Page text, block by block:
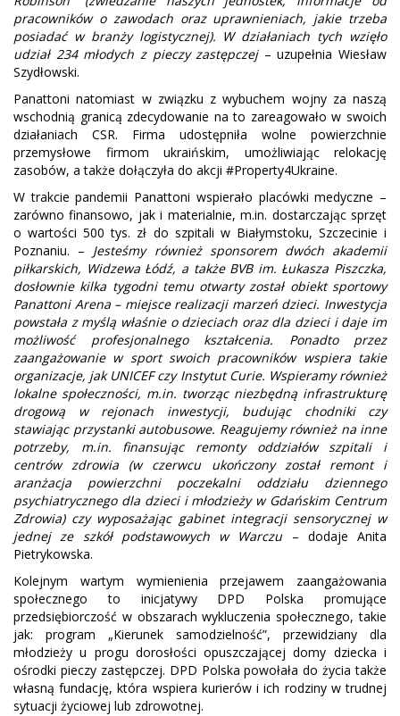
pracowników o zawodach oraz uprawnieniach, jakie trzeba
posiadać w branży logistycznej). W działaniach tych wzięło
udział 234 młodych z pieczy zastępczej– uzupełnia Wiesław
Szydłowski.
Panattoni natomiast w związku z wybuchem wojny za naszą
wschodnią granicą zdecydowanie na to zareagowało w swoich
działaniach CSR. Firma udostępniła wolne powierzchnie
przemysłowe firmom ukraińskim, umożliwiając relokację
zasobów, a także dołączyła do akcji #Property4Ukraine.
W trakcie pandemii Panattoni wspierało placówki medyczne –
zarówno finansowo, jak i materialnie, m.in. dostarczając sprzęt
o wartości 500 tys. zł do szpitali w Białymstoku, Szczecinie i
Poznaniu. – Jesteśmy również sponsorem dwóch akademii
piłkarskich, Widzewa Łódź, a także BVB im. Łukasza Piszczka,
dosłownie kilka tygodni temu otwarty został obiekt sportowy
Panattoni Arena – miejsce realizacji marzeń dzieci. Inwestycja
powstała z myślą właśnie o dzieciach oraz dla dzieci i daje im
możliwość profesjonalnego kształcenia. Ponadto przez
zaangażowanie w sport swoich pracowników wspiera takie
organizacje, jak UNICEF czy Instytut Curie. Wspieramy również
lokalne społeczności, m.in. tworząc niezbędną infrastrukturę
drogową w rejonach inwestycji, budując chodniki czy
stawiając przystanki autobusowe. Reagujemy również na inne
potrzeby, m.in. finansując remonty oddziałów szpitali i
centrów zdrowia (w czerwcu ukończony został remont i
aranżacja powierzchni poczekalni oddziału dziennego
psychiatrycznego dla dzieci i młodzieży w Gdańskim Centrum
Zdrowia) czy wyposażając gabinet integracji sensorycznej w
jednej ze szkół podstawowych w Warczu– dodaje Anita
Pietrykowska.
Kolejnym wartym wymienienia przejawem zaangażowania
społecznego to inicjatywy DPD Polska promujące
przedsiębiorczość w obszarach wykluczenia społecznego, takie
jak: program „Kierunek samodzielność”, przewidziany dla
młodzieży u progu dorosłości opuszczającej domy dziecka i
ośrodki pieczy zastępczej. DPD Polska powołała do życia także
własną fundację, która wspiera kurierów i ich rodziny w trudnej
sytuacji życiowej lub zdrowotnej.